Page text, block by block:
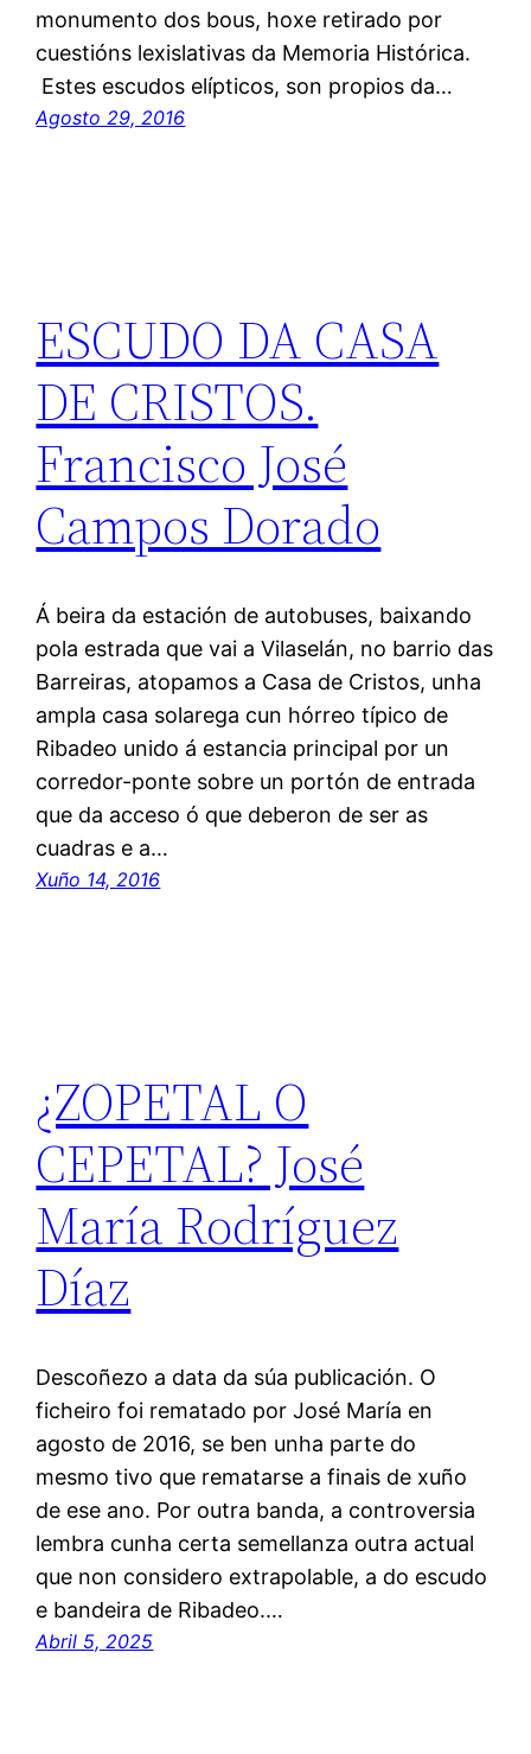
monumento dos bous, hoxe retirado por
cuestións lexislativas da Memoria Histórica.
Estes escudos elípticos, son propios da…
Agosto 29, 2016
ESCUDO DA CASA
DE CRISTOS.
Francisco José
Campos Dorado
Á beira da estación de autobuses, baixando
pola estrada que vai a Vilaselán, no barrio das
Barreiras, atopamos a Casa de Cristos, unha
ampla casa solarega cun hórreo típico de
Ribadeo unido á estancia principal por un
corredor-ponte sobre un portón de entrada
que da acceso ó que deberon de ser as
cuadras e a…
Xuño 14, 2016
¿ZOPETAL O
CEPETAL? José
María Rodríguez
Díaz
Descoñezo a data da súa publicación. O
ficheiro foi rematado por José María en
agosto de 2016, se ben unha parte do
mesmo tivo que rematarse a finais de xuño
de ese ano. Por outra banda, a controversia
lembra cunha certa semellanza outra actual
que non considero extrapolable, a do escudo
e bandeira de Ribadeo.…
Abril 5, 2025